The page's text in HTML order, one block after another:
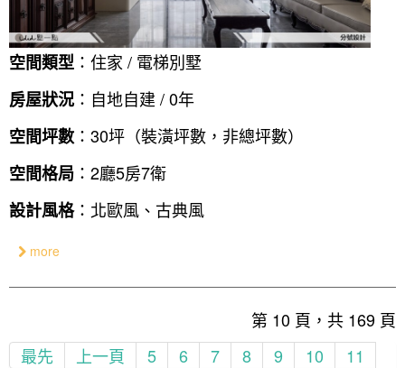
空間類型 ：住家 / 電梯別墅
房屋狀況 ：自地自建 / 0年
空間坪數 ：30坪（裝潢坪數，非總坪數）
空間格局 ：2廳5房7衛
設計風格：北歐風、古典風
more
第 10 頁，共 169 頁
最先
上一頁 5 6 7 8 9 10
11